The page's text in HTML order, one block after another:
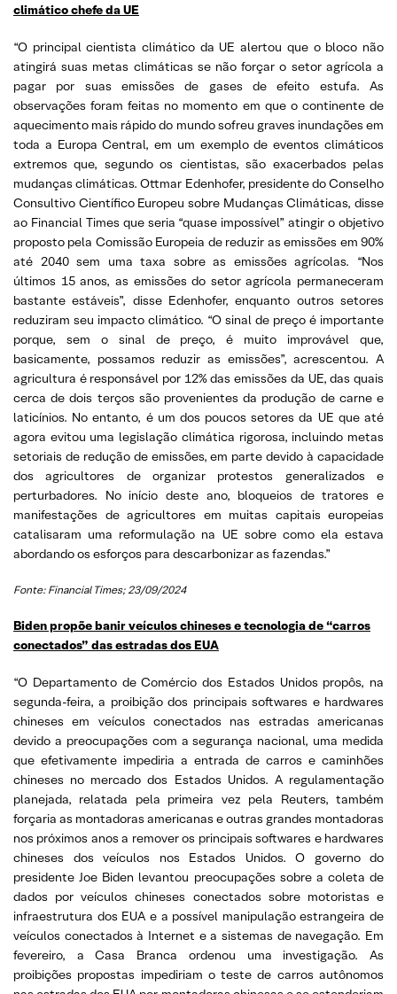
climático chefe da UE
“O principal cientista climático da UE alertou que o bloco não
atingirá suas metas climáticas se não forçar o setor agrícola a
pagar por suas emissões de gases de efeito estufa. As
observações foram feitas no momento em que o continente de
aquecimento mais rápido do mundo sofreu graves inundações em
toda a Europa Central, em um exemplo de eventos climáticos
extremos que, segundo os cientistas, são exacerbados pelas
mudanças climáticas. Ottmar Edenhofer, presidente do Conselho
Consultivo Científico Europeu sobre Mudanças Climáticas, disse
ao Financial Times que seria “quase impossível” atingir o objetivo
proposto pela Comissão Europeia de reduzir as emissões em 90%
até 2040 sem uma taxa sobre as emissões agrícolas. “Nos
últimos 15 anos, as emissões do setor agrícola permaneceram
bastante estáveis”, disse Edenhofer, enquanto outros setores
reduziram seu impacto climático. “O sinal de preço é importante
porque, sem o sinal de preço, é muito improvável que,
basicamente, possamos reduzir as emissões”, acrescentou. A
agricultura é responsável por 12% das emissões da UE, das quais
cerca de dois terços são provenientes da produção de carne e
laticínios. No entanto, é um dos poucos setores da UE que até
agora evitou uma legislação climática rigorosa, incluindo metas
setoriais de redução de emissões, em parte devido à capacidade
dos agricultores de organizar protestos generalizados e
perturbadores. No início deste ano, bloqueios de tratores e
manifestações de agricultores em muitas capitais europeias
catalisaram uma reformulação na UE sobre como ela estava
abordando os esforços para descarbonizar as fazendas.”
Fonte: Financial Times; 23/09/2024
Biden propõe banir veículos chineses e tecnologia de “carros
conectados” das estradas dos EUA
“O Departamento de Comércio dos Estados Unidos propôs, na
segunda-feira, a proibição dos principais softwares e hardwares
chineses em veículos conectados nas estradas americanas
devido a preocupações com a segurança nacional, uma medida
que efetivamente impediria a entrada de carros e caminhões
chineses no mercado dos Estados Unidos. A regulamentação
planejada, relatada pela primeira vez pela Reuters, também
forçaria as montadoras americanas e outras grandes montadoras
nos próximos anos a remover os principais softwares e hardwares
chineses dos veículos nos Estados Unidos. O governo do
presidente Joe Biden levantou preocupações sobre a coleta de
dados por veículos chineses conectados sobre motoristas e
infraestrutura dos EUA e a possível manipulação estrangeira de
veículos conectados à Internet e a sistemas de navegação. Em
fevereiro, a Casa Branca ordenou uma investigação. As
proibições propostas impediriam o teste de carros autônomos